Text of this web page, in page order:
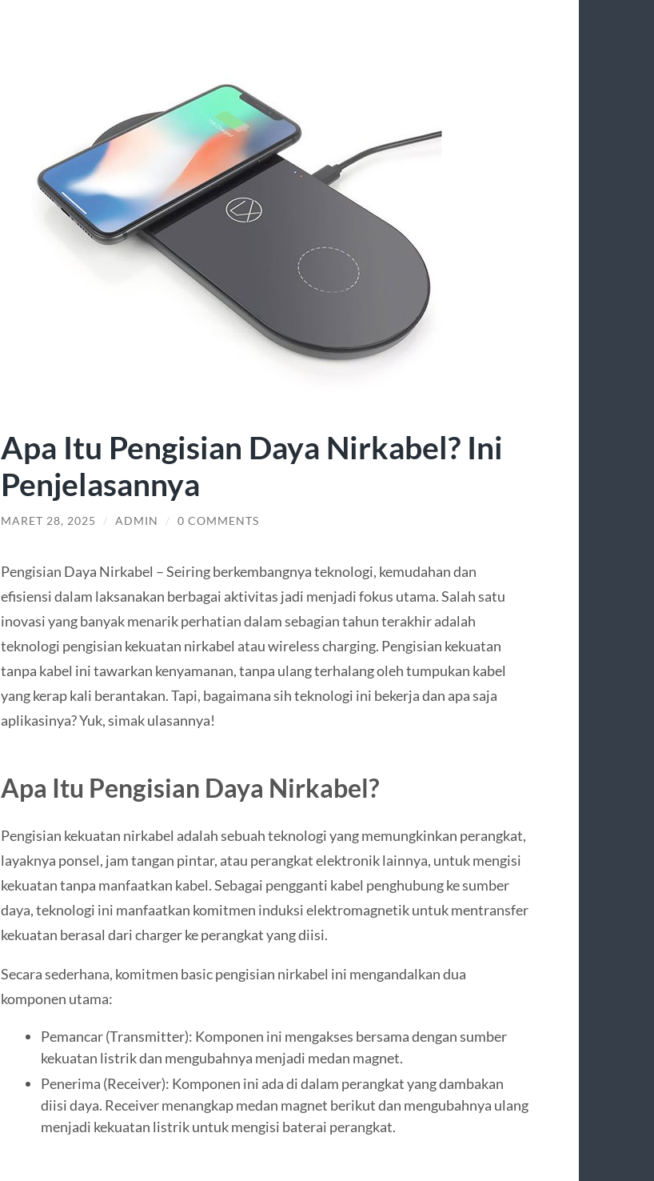
Apa Itu Pengisian Daya Nirkabel? Ini
Penjelasannya
MARET 28, 2025 / ADMIN / 0 COMMENTS
Pengisian Daya Nirkabel – Seiring berkembangnya teknologi, kemudahan dan
efisiensi dalam laksanakan berbagai aktivitas jadi menjadi fokus utama. Salah satu
inovasi yang banyak menarik perhatian dalam sebagian tahun terakhir adalah
teknologi pengisian kekuatan nirkabel atau wireless charging. Pengisian kekuatan
tanpa kabel ini tawarkan kenyamanan, tanpa ulang terhalang oleh tumpukan kabel
yang kerap kali berantakan. Tapi, bagaimana sih teknologi ini bekerja dan apa saja
aplikasinya? Yuk, simak ulasannya!
Apa Itu Pengisian Daya Nirkabel?
Pengisian kekuatan nirkabel adalah sebuah teknologi yang memungkinkan perangkat,
layaknya ponsel, jam tangan pintar, atau perangkat elektronik lainnya, untuk mengisi
kekuatan tanpa manfaatkan kabel. Sebagai pengganti kabel penghubung ke sumber
daya, teknologi ini manfaatkan komitmen induksi elektromagnetik untuk mentransfer
kekuatan berasal dari charger ke perangkat yang diisi.
Secara sederhana, komitmen basic pengisian nirkabel ini mengandalkan dua
komponen utama:
Pemancar (Transmitter): Komponen ini mengakses bersama dengan sumber
kekuatan listrik dan mengubahnya menjadi medan magnet.
Penerima (Receiver): Komponen ini ada di dalam perangkat yang dambakan
diisi daya. Receiver menangkap medan magnet berikut dan mengubahnya ulang
menjadi kekuatan listrik untuk mengisi baterai perangkat.